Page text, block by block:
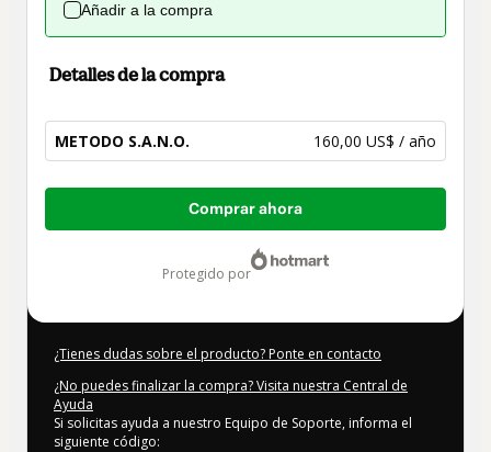
Añadir a la compra
Detalles de la compra
METODO S.A.N.O. 160,00 US$ / año
Total
160,00 US$
Comprar ahora
protegido por
¿Tienes dudas sobre el producto? Ponte en contacto
¿No puedes finalizar la compra? Visita nuestra Central de
Ayuda
Si solicitas ayuda a nuestro Equipo de Soporte, informa el
siguiente código: